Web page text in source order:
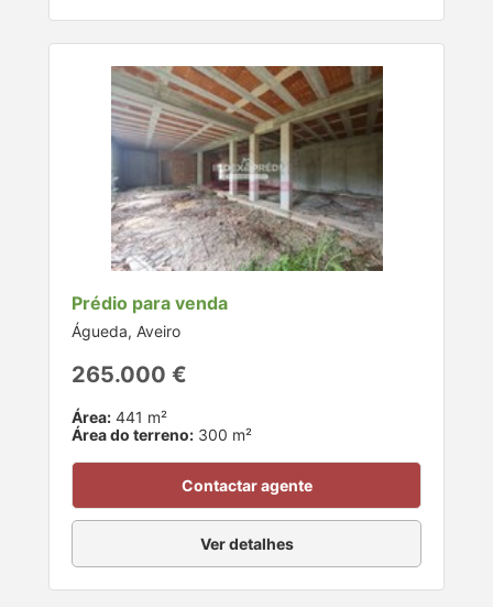
Prédio para venda
Águeda, Aveiro
265.000 €
Área: 441 m²
Área do terreno: 300 m²
Contactar agente
Ver detalhes